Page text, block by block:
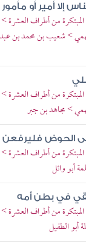
إلا أمير أو مأمور
المبتكرة من أطراف
> شعيب بن محمد بن
المبتكرة من أطراف
> مجاهد بن جبر
الحوض فليرفعن
المبتكرة من أطراف
أبو وائل
في بطن أمه
المبتكرة من أطراف
أبو الطفيل